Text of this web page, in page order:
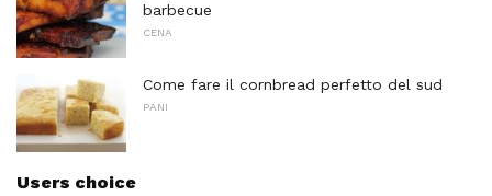
barbecue
CENA
Come fare il cornbread perfetto del sud
PANI
Users choice